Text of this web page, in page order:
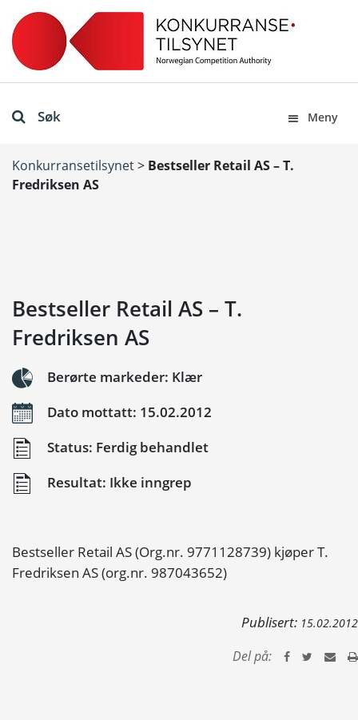
Søk Meny
Konkurransetilsynet> Bestseller Retail AS – T.
Fredriksen AS
Bestseller Retail AS – T.
Fredriksen AS
Berørte markeder: Klær
Dato mottatt: 15.02.2012
Status: Ferdig behandlet
Resultat: Ikke inngrep
Bestseller Retail AS (Org.nr. 9771128739) kjøper T.
Fredriksen AS (org.nr. 987043652)
Publisert: 15.02.2012
Del på: